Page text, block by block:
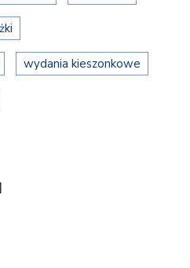
wydania kieszonkowe